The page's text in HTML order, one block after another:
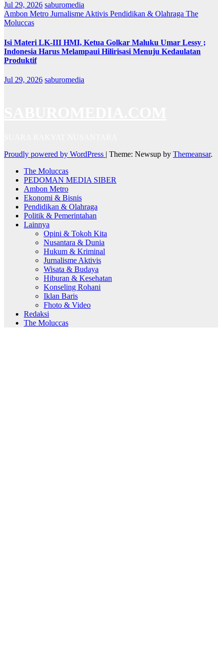
Jul 29, 2026 saburomedia
Ambon Metro Jurnalisme Aktivis Pendidikan & Olahraga The
Moluccas
Isi Materi LK-III HMI, Ketua Golkar Maluku Umar Lessy ;
Indonesia Harus Melampaui Hilirisasi Menuju Kedaulatan
Produktif
Jul 29, 2026 saburomedia
Proudly powered by WordPress | Theme: Newsup by Themeansar.
The Moluccas
PEDOMAN MEDIA SIBER
Ambon Metro
Ekonomi & Bisnis
Pendidikan & Olahraga
Politik & Pemerintahan
Lainnya
Opini & Tokoh Kita
Nusantara & Dunia
Hukum & Kriminal
Jurnalisme Aktivis
Wisata & Budaya
Hiburan & Kesehatan
Konseling Rohani
Iklan Baris
Fhoto & Video
Redaksi
The Moluccas